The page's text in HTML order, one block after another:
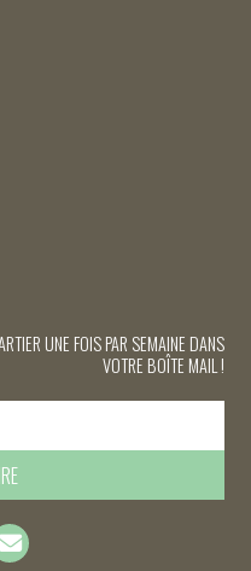
UNE FOIS PAR SEMAINE DANS
VOTRE BOÎTE MAIL !